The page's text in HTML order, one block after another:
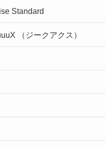
Standard
（ジークアクス）